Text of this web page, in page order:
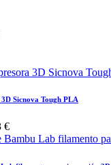
Sicnova Tough PLA
€